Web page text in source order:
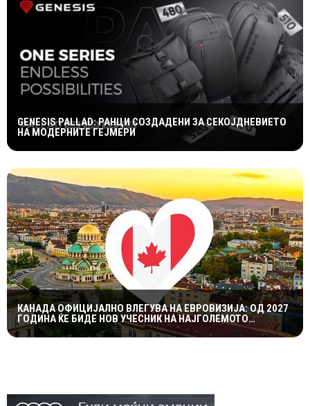
GENESIS PALLAD: РАНЦИ СОЗДАДЕНИ ЗА СЕКОЈДНЕВИЕТО
НА МОДЕРНИТЕ ГЕЈМЕРИ
КАНАДА ОФИЦИЈАЛНО ВЛЕГУВА НА ЕВРОВИЗИЈА: ОД 2027
ГОДИНА ЌЕ БИДЕ НОВ УЧЕСНИК НА НАЈГОЛЕМОТО
МУЗИЧКО ШОУ